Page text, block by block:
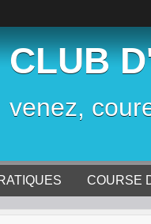
CLUB
venez,
COURSE
cookies